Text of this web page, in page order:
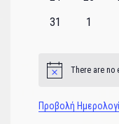
0
31
0
1
Notice There are no
Προβολή